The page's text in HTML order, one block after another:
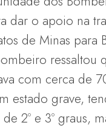
dar o apoio na
de Minas para
ressaltou
com cerca de
estado grave,
2º e 3º graus,